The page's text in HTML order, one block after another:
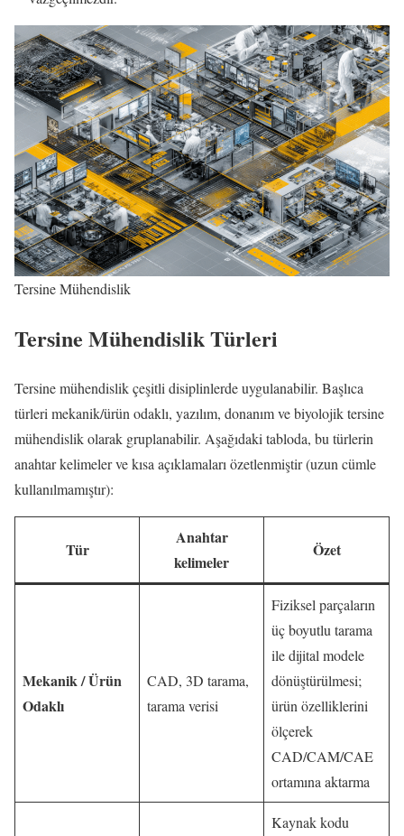
Tersine Mühendislik
Tersine Mühendislik Türleri
Tersine mühendislik çeşitli disiplinlerde uygulanabilir. Başlıca
türleri mekanik/ürün odaklı, yazılım, donanım ve biyolojik tersine
mühendislik olarak gruplanabilir. Aşağıdaki tabloda, bu türlerin
anahtar kelimeler ve kısa açıklamaları özetlenmiştir (uzun cümle
kullanılmamıştır):
Tür
Anahtar
kelimeler
Özet
Mekanik / Ürün
Odaklı
CAD, 3D tarama,
tarama verisi
Fiziksel parçaların
üç boyutlu tarama
ile dijital modele
dönüştürülmesi;
ürün özelliklerini
ölçerek
CAD/CAM/CAE
ortamına aktarma
Kaynak kodu